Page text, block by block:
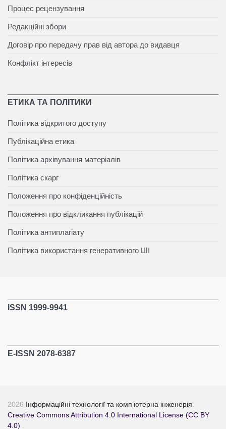
Процес рецензування
Редакційні збори
Договір про передачу прав від автора до видавця
Конфлікт інтересів
ЕТИКА ТА ПОЛІТИКИ
Політика відкритого доступу
Публікаційна етика
Політика архівування матеріалів
Політика скарг
Положення про конфіденційність
Положення про відкликання публікацій
Політика антиплагіату
Політика використання генеративного ШІ
ISSN 1999-9941
E-ISSN 2078-6387
2026 Інформаційні технології та комп’ютерна інженерія
Creative Commons Attribution 4.0 International License (CC BY
4.0)